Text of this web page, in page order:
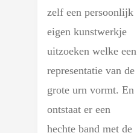
zelf een persoonlijk
eigen kunstwerkje
uitzoeken welke een
representatie van de
grote urn vormt. En
ontstaat er een
hechte band met de